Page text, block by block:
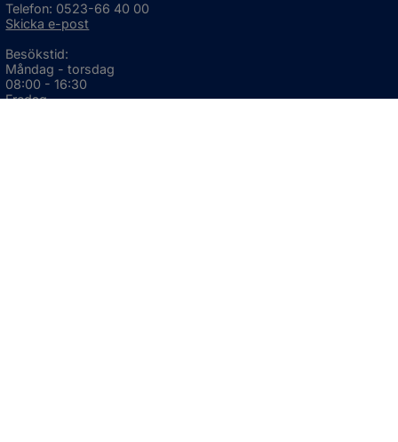
Telefon: 0523-66 40 00
Skicka e-post
Besökstid:
Måndag - torsdag
08:00 - 16:30
Fredag